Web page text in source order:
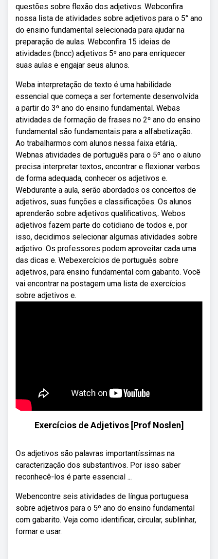
questões sobre flexão dos adjetivos. Webconfira
nossa lista de atividades sobre adjetivos para o 5° ano
do ensino fundamental selecionada para ajudar na
preparação de aulas. Webconfira 15 ideias de
atividades (bncc) adjetivos 5º ano para enriquecer
suas aulas e engajar seus alunos.
Weba interpretação de texto é uma habilidade
essencial que começa a ser fortemente desenvolvida
a partir do 3º ano do ensino fundamental. Webas
atividades de formação de frases no 2º ano do ensino
fundamental são fundamentais para a alfabetização.
Ao trabalharmos com alunos nessa faixa etária,.
Webnas atividades de português para o 5º ano o aluno
precisa interpretar textos, encontrar e flexionar verbos
de forma adequada, conhecer os adjetivos e.
Webdurante a aula, serão abordados os conceitos de
adjetivos, suas funções e classificações. Os alunos
aprenderão sobre adjetivos qualificativos,. Webos
adjetivos fazem parte do cotidiano de todos e, por
isso, decidimos selecionar algumas atividades sobre
adjetivo. Os professores podem aproveitar cada uma
das dicas e. Webexercícios de português sobre
adjetivos, para ensino fundamental com gabarito. Você
vai encontrar na postagem uma lista de exercícios
sobre adjetivos e.
Exercícios de Adjetivos [Prof Noslen]
Os adjetivos são palavras importantíssimas na
caracterização dos substantivos. Por isso saber
reconhecê-los é parte essencial ...
Webencontre seis atividades de língua portuguesa
sobre adjetivos para o 5º ano do ensino fundamental
com gabarito. Veja como identificar, circular, sublinhar,
formar e usar.